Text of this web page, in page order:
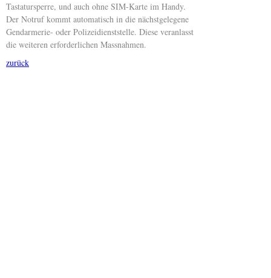
Tastatursperre, und auch ohne SIM-Karte im Handy.
Der Notruf kommt automatisch in die nächstgelegene
Gendarmerie- oder Polizeidienststelle. Diese veranlasst
die weiteren erforderlichen Massnahmen.
zurück